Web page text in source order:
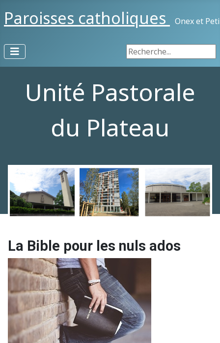
Paroisses catholiques Onex et
Rechercher
Unité Pastorale
du Plateau
La Bible pour les nuls ados